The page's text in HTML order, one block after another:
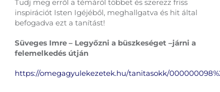
Tudj meg erről a témáról többet és szerezz friss
inspirációt Isten Igéjéből, meghallgatva és hit által
befogadva ezt a tanítást!
Süveges Imre – Legyőzni a büszkeséget –járni a
felemelkedés útján
https://omegagyulekezetek.hu/tanitasokk/